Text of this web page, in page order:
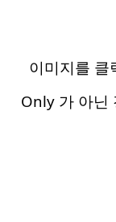
이미지를 클
Only 가 아닌